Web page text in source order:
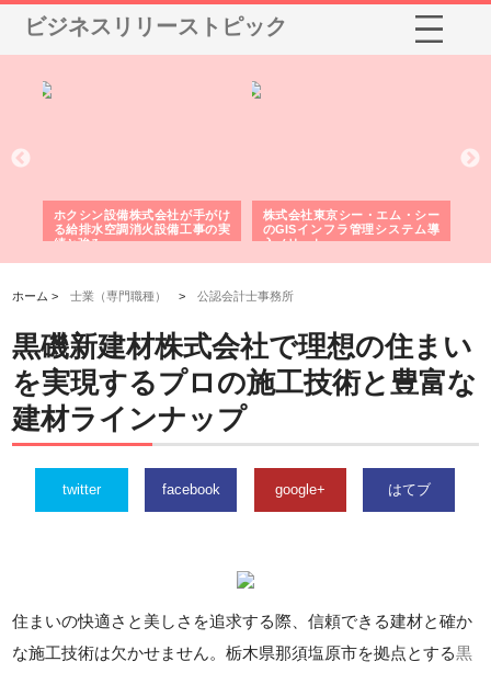
ビジネスリリーストピック
ホクシン設備株式会社が手がけ
る給排水空調消火設備工事の実
績と強み
株式会社東京シー・エム・シー
のGISインフラ管理システム導
入メリット
ホーム >士業（専門職種） >公認会計士事務所
黒磯新建材株式会社で理想の住まい
を実現するプロの施工技術と豊富な
建材ラインナップ
twitter facebook google+ はてブ
住まいの快適さと美しさを追求する際、信頼できる建材と確か
な施工技術は欠かせません。栃木県那須塩原市を拠点とする黒